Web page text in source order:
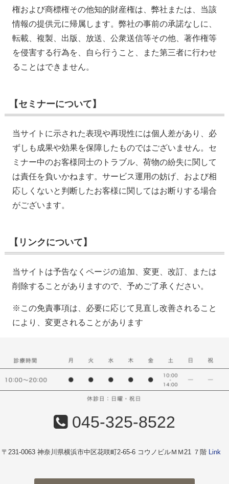
権および商標権その他知的財産権は、弊社または、当該
情報の提供元に帰属します。弊社の事前の承諾なしに、
転載、複製、出版、放送、公衆送信等その他、著作権等
を侵害する行為を、自ら行うこと、また第三者に行わせ
ることはできません。
【セミナーについて】
当サイトに示された表現や再現性には個人差があり、必
ずしも成果や効果を保障したものではございません。セ
ミナー中のお客様同士のトラブル、荷物の紛失に関して
は責任を負いかねます。サービス運用の妨げ、および相
応しくないと判断したお客様に関してはお断りする場合
がございます。
【リンクについて】
当サイトは予告なくページの追加、変更、改訂、または
削除することがありますので、予めご了承ください。
※この免責事項は、必要に応じて見直し改善されること
により、変更されることがあります
045-325-8522
〒231-0063 神奈川県横浜市中区花咲町2-65-6 コウノビルＭＭ21 ７階 Link